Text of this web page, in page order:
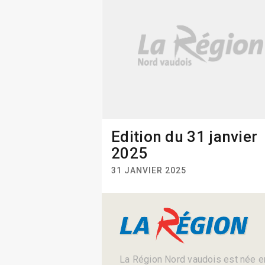
Edition du 31 janvier
2025
31 JANVIER 2025
La Région Nord vaudois est née